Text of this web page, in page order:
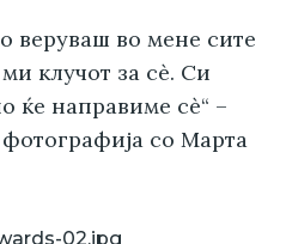
веруваш во мене сите
клучот за сè. Си
ќе направиме сè“ –
со Марта